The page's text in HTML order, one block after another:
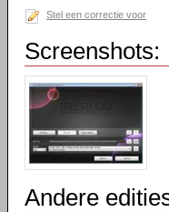
Stel een correctie voor
Screenshots:
Andere